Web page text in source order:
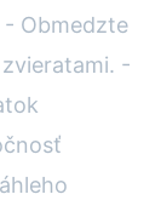
- Obmedzte
-